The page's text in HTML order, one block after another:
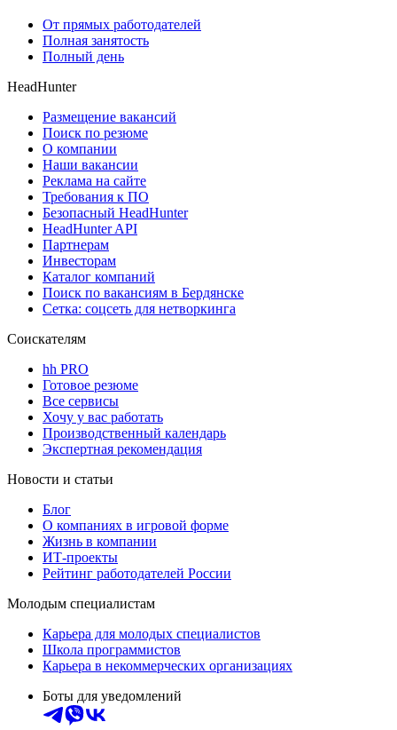
От прямых работодателей
Полная занятость
Полный день
HeadHunter
Размещение вакансий
Поиск по резюме
О компании
Наши вакансии
Реклама на сайте
Требования к ПО
Безопасный HeadHunter
HeadHunter API
Партнерам
Инвесторам
Каталог компаний
Поиск по вакансиям в Бердянске
Сетка: соцсеть для нетворкинга
Соискателям
hh PRO
Готовое резюме
Все сервисы
Хочу у вас работать
Производственный календарь
Экспертная рекомендация
Новости и статьи
Блог
О компаниях в игровой форме
Жизнь в компании
ИТ-проекты
Рейтинг работодателей России
Молодым специалистам
Карьера для молодых специалистов
Школа программистов
Карьера в некоммерческих организациях
Боты для уведомлений